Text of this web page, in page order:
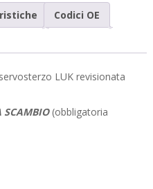
Codici OE
LUK revisionata
SCAMBIO(obbligatoria